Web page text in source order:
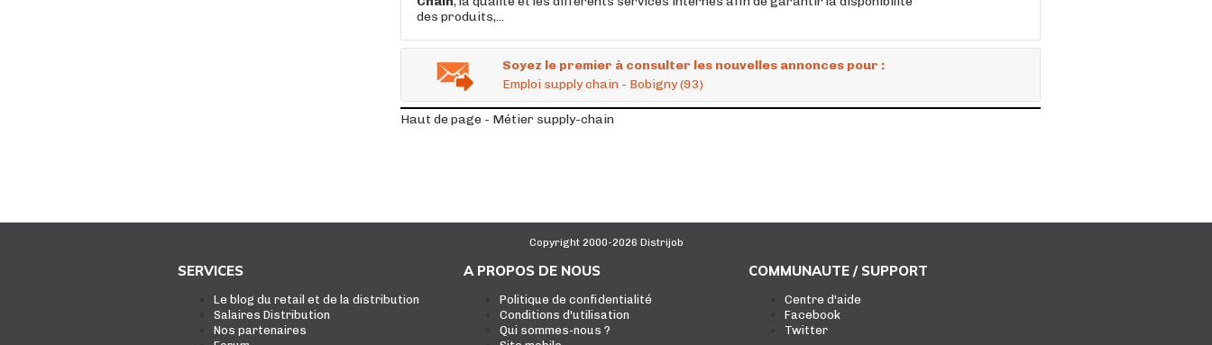
des produits,...
Soyez le premier à consulter les nouvelles annonces pour :
Emploi supply chain - Bobigny (93)
Haut de page - Métier supply-chain
Copyright 2000-2026 Distrijob
SERVICES
Le blog du retail et de la distribution
Salaires Distribution
Nos partenaires
A PROPOS DE NOUS
Politique de confidentialité
Conditions d'utilisation
Qui sommes-nous ?
COMMUNAUTE / SUPPORT
Centre d'aide
Facebook
Twitter